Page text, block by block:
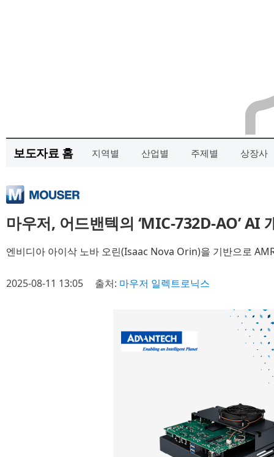
보도자료 홈 지역별 산업별 주제별 상장사
마우저, 어드밴텍의 ‘MIC-732D-AO’ AI
엔비디아 아이삭 노바 오린(Isaac Nova Orin)을 기반으로
2025-08-11 13:05 출처: 마우저 일렉트로닉스